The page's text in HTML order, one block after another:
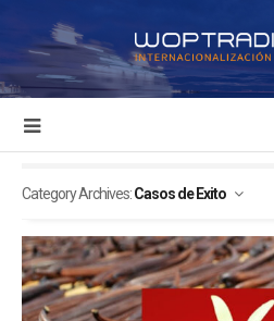
Category Archives:Casos de Exito